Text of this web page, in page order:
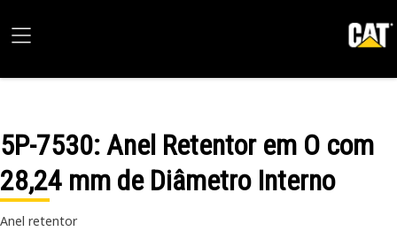
5P-7530: Anel Retentor em O com
28,24 mm de Diâmetro Interno
Anel retentor